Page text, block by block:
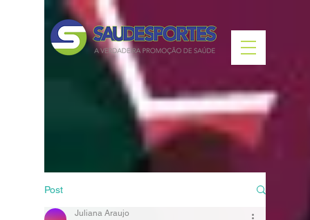
Post
Juliana Araujo